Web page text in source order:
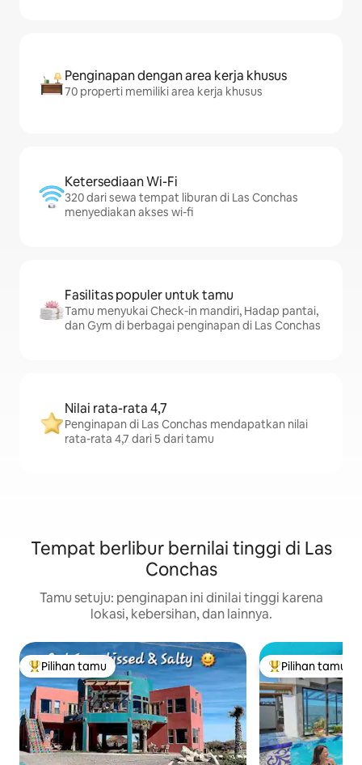
Penginapan dengan area kerja khusus
70 properti memiliki area kerja khusus
Ketersediaan Wi-Fi
320 dari sewa tempat liburan di Las Conchas
menyediakan akses wi-fi
Fasilitas populer untuk tamu
Tamu menyukai Check-in mandiri, Hadap pantai,
dan Gym di berbagai penginapan di Las Conchas
Nilai rata-rata 4,7
Penginapan di Las Conchas mendapatkan nilai
rata-rata 4,7 dari 5 dari tamu
Tempat berlibur bernilai tinggi di Las
Conchas
Tamu setuju: penginapan ini dinilai tinggi karena
lokasi, kebersihan, dan lainnya.
Pilihan tamu terpopuler
Pilihan tamu Pilihan tamu
Pilihan tamu